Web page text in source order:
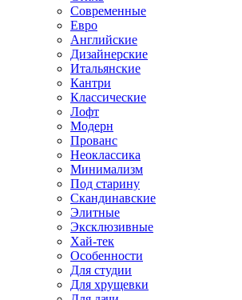
Современные
Евро
Английские
Дизайнерские
Итальянские
Кантри
Классические
Лофт
Модерн
Прованс
Неоклассика
Минимализм
Под старину
Скандинавские
Элитные
Эксклюзивные
Хай-тек
Особенности
Для студии
Для хрущевки